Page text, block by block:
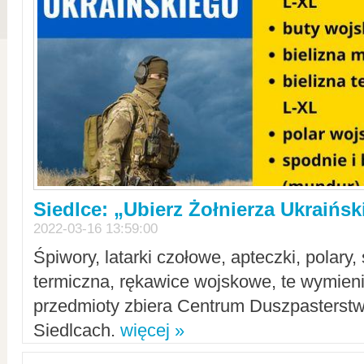
Siedlce: „Ubierz Żołnierza
2022-03-16 13:59:00
Śpiwory, latarki czołowe, apteczki,
termiczna, rękawice wojskowe, te
przedmioty zbiera Centrum
Siedlcach. więcej »